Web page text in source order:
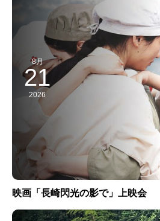
8月
21
2026
映画「長崎閃光の影で」上映会